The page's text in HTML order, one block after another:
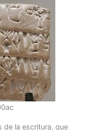
de la escritura, que